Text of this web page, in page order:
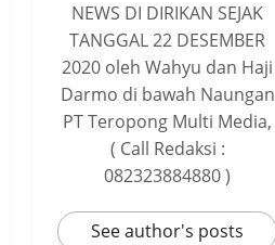
NEWS DI DIRIKAN SEJAK
TANGGAL 22 DESEMBER
2020 oleh Wahyu dan Haji
Darmo di bawah Naungan
PT Teropong Multi Media,
( Call Redaksi :
082323884880 )
See author's posts